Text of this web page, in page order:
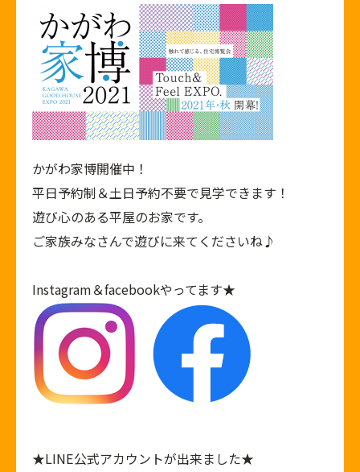
かがわ家博開催中！
平日予約制＆土日予約不要で見学できます！
遊び心のある平屋のお家です。
ご家族みなさんで遊びに来てくださいね♪
Instagram＆facebookやってます★
★LINE公式アカウントが出来ました★